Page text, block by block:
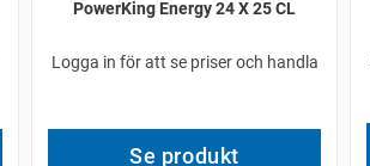
PowerKing Energy 24 X 25 CL
Logga in för att se priser och handla
Se produkt